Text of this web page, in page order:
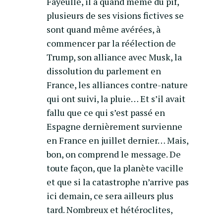
plusieurs de ses visions fictives se
sont quand même avérées, à
commencer par la réélection de
Trump, son alliance avec Musk, la
dissolution du parlement en
France, les alliances contre-nature
qui ont suivi, la pluie… Et s’il avait
fallu que ce qui s’est passé en
Espagne dernièrement survienne
en France en juillet dernier… Mais,
bon, on comprend le message. De
toute façon, que la planète vacille
et que si la catastrophe n’arrive pas
ici demain, ce sera ailleurs plus
tard. Nombreux et hétéroclites,